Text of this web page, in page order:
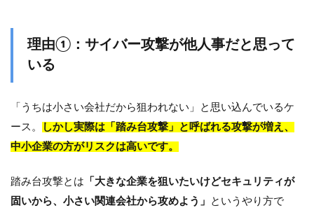
理由①：サイバー攻撃が他人事だと思って
いる
「うちは小さい会社だから狙われない」と思い込んでいるケ
ース。
しかし実際は「踏み台攻撃」と呼ばれる攻撃が増え、
中小企業の方がリスクは高いです。
踏み台攻撃とは 「大きな企業を狙いたいけどセキュリティが
固いから、小さい関連会社から攻めよう」
というやり方で